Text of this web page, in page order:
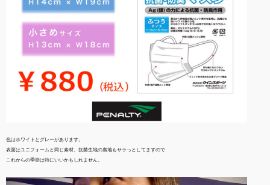
色はホワイトとグレーがあります。
表面はユニフォームと同じ素材、抗菌生地の裏地もサラっとしてますので
これからの季節は特にいいかもしれません。